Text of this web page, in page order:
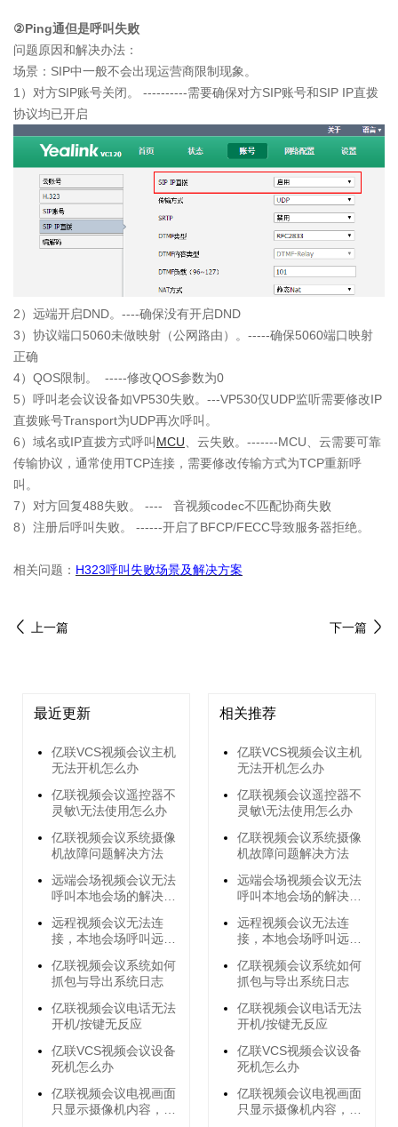
②Ping通但是呼叫失败
问题原因和解决办法：
场景：SIP中一般不会出现运营商限制现象。
1）对方SIP账号关闭。 ----------需要确保对方SIP账号和SIP IP直拨
协议均已开启
2）远端开启DND。----确保没有开启DND
3）协议端口5060未做映射（公网路由）。-----确保5060端口映射
正确
4）QOS限制。 -----修改QOS参数为0
5）呼叫老会议设备如VP530失败。---VP530仅UDP监听需要修改IP
直拨账号Transport为UDP再次呼叫。
6）域名或IP直拨方式呼叫 MCU 、云失败。-------MCU、云需要可靠
传输协议，通常使用TCP连接，需要修改传输方式为TCP重新呼
叫。
7）对方回复488失败。 ---- 音视频codec不匹配协商失败
8）注册后呼叫失败。 ------开启了BFCP/FECC导致服务器拒绝。
相关问题： H323呼叫失败场景及解决方案
上一篇 下一篇
最近更新
亿联VCS视频会议主机
无法开机怎么办
亿联视频会议遥控器不
灵敏\无法使用怎么办
亿联视频会议系统摄像
机故障问题解决方法
远端会场视频会议无法
呼叫本地会场的解决方
远程视频会议无法连
接，本地会场呼叫远端
亿联视频会议系统如何
抓包与导出系统日志
亿联视频会议电话无法
开机/按键无反应
亿联VCS视频会议设备
死机怎么办
亿联视频会议电视画面
只显示摄像机内容，不
相关推荐
亿联VCS视频会议主机
无法开机怎么办
亿联视频会议遥控器不
灵敏\无法使用怎么办
亿联视频会议系统摄像
机故障问题解决方法
远端会场视频会议无法
呼叫本地会场的解决方
远程视频会议无法连
接，本地会场呼叫远端
亿联视频会议系统如何
抓包与导出系统日志
亿联视频会议电话无法
开机/按键无反应
亿联VCS视频会议设备
死机怎么办
亿联视频会议电视画面
只显示摄像机内容，不